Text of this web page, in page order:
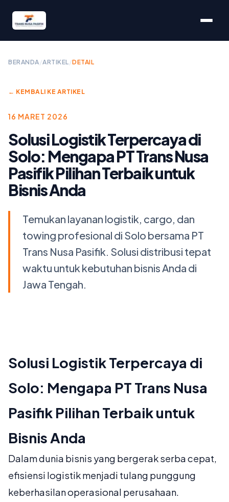
BERANDA/ARTIKEL/DETAIL
← KEMBALI KE ARTIKEL
16 MARET 2026
Solusi Logistik Terpercaya di
Solo: Mengapa PT Trans Nusa
Pasifik Pilihan Terbaik untuk
Bisnis Anda
Temukan layanan logistik, cargo, dan
towing profesional di Solo bersama PT
Trans Nusa Pasifik. Solusi distribusi tepat
waktu untuk kebutuhan bisnis Anda di
Jawa Tengah.
Solusi Logistik Terpercaya di
Solo: Mengapa PT Trans Nusa
Pasifik Pilihan Terbaik untuk
Bisnis Anda
Dalam dunia bisnis yang bergerak serba cepat,
efisiensi logistik menjadi tulang punggung
keberhasilan operasional perusahaan.